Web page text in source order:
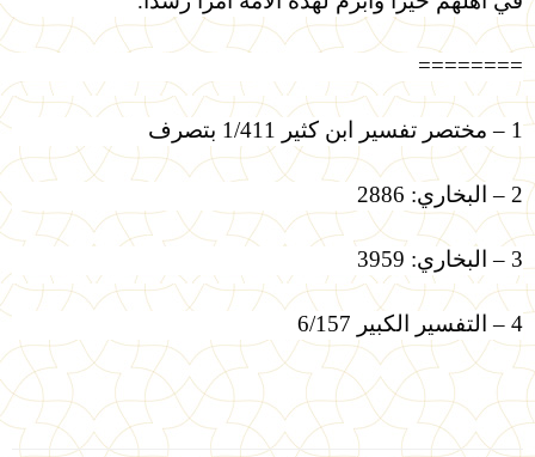
========
1 – مختصر تفسير ابن كثير 1/411 بتصرف
2 – البخاري: 2886
3 – البخاري: 3959
4 – التفسير الكبير 6/157